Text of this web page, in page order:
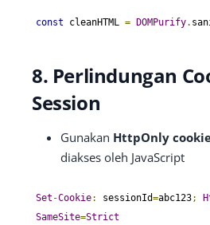
const cleanHTML = DOMPurify.
8. Perlindungan
Session
Gunakan HttpOnly
diakses oleh JavaScript
Set -Cookie: sessionId=abc123;
SameSite=Strict